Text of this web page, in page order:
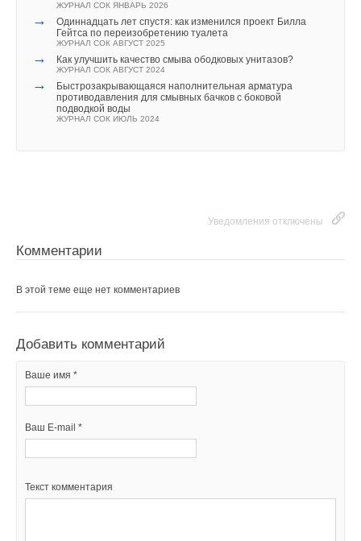
ЖУРНАЛ СОК ЯНВАРЬ 2026
→
Одиннадцать лет спустя: как изменился проект Билла
Гейтса по переизобретению туалета
ЖУРНАЛ СОК АВГУСТ 2025
→ Как улучшить качество смыва ободковых унитазов?
ЖУРНАЛ СОК АВГУСТ 2024
→
Быстрозакрывающаяся наполнительная арматура
противодавления для смывных бачков с боковой
подводкой воды
ЖУРНАЛ СОК ИЮЛЬ 2024
Уведомления отключены
Комментарии
В этой теме еще нет комментариев
Добавить комментарий
Ваше имя *
Ваш E-mail *
Текст комментария